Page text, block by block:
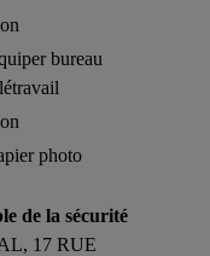
bureau
photo
de la sécurité
17 RUE